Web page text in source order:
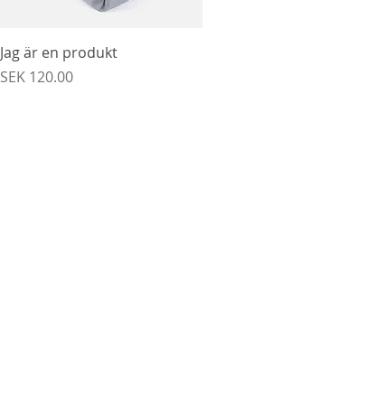
Snabbvisning
Jag är en produkt
Pris
SEK 120.00